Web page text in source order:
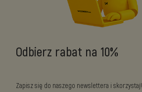
Odbierz rabat na 10%
Zapisz się do naszego newslettera i skorzystaj!